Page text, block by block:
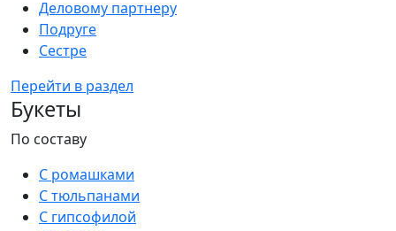
Деловому партнеру
Подруге
Сестре
Перейти в раздел
Букеты
По составу
С ромашками
С тюльпанами
С гипсофилой